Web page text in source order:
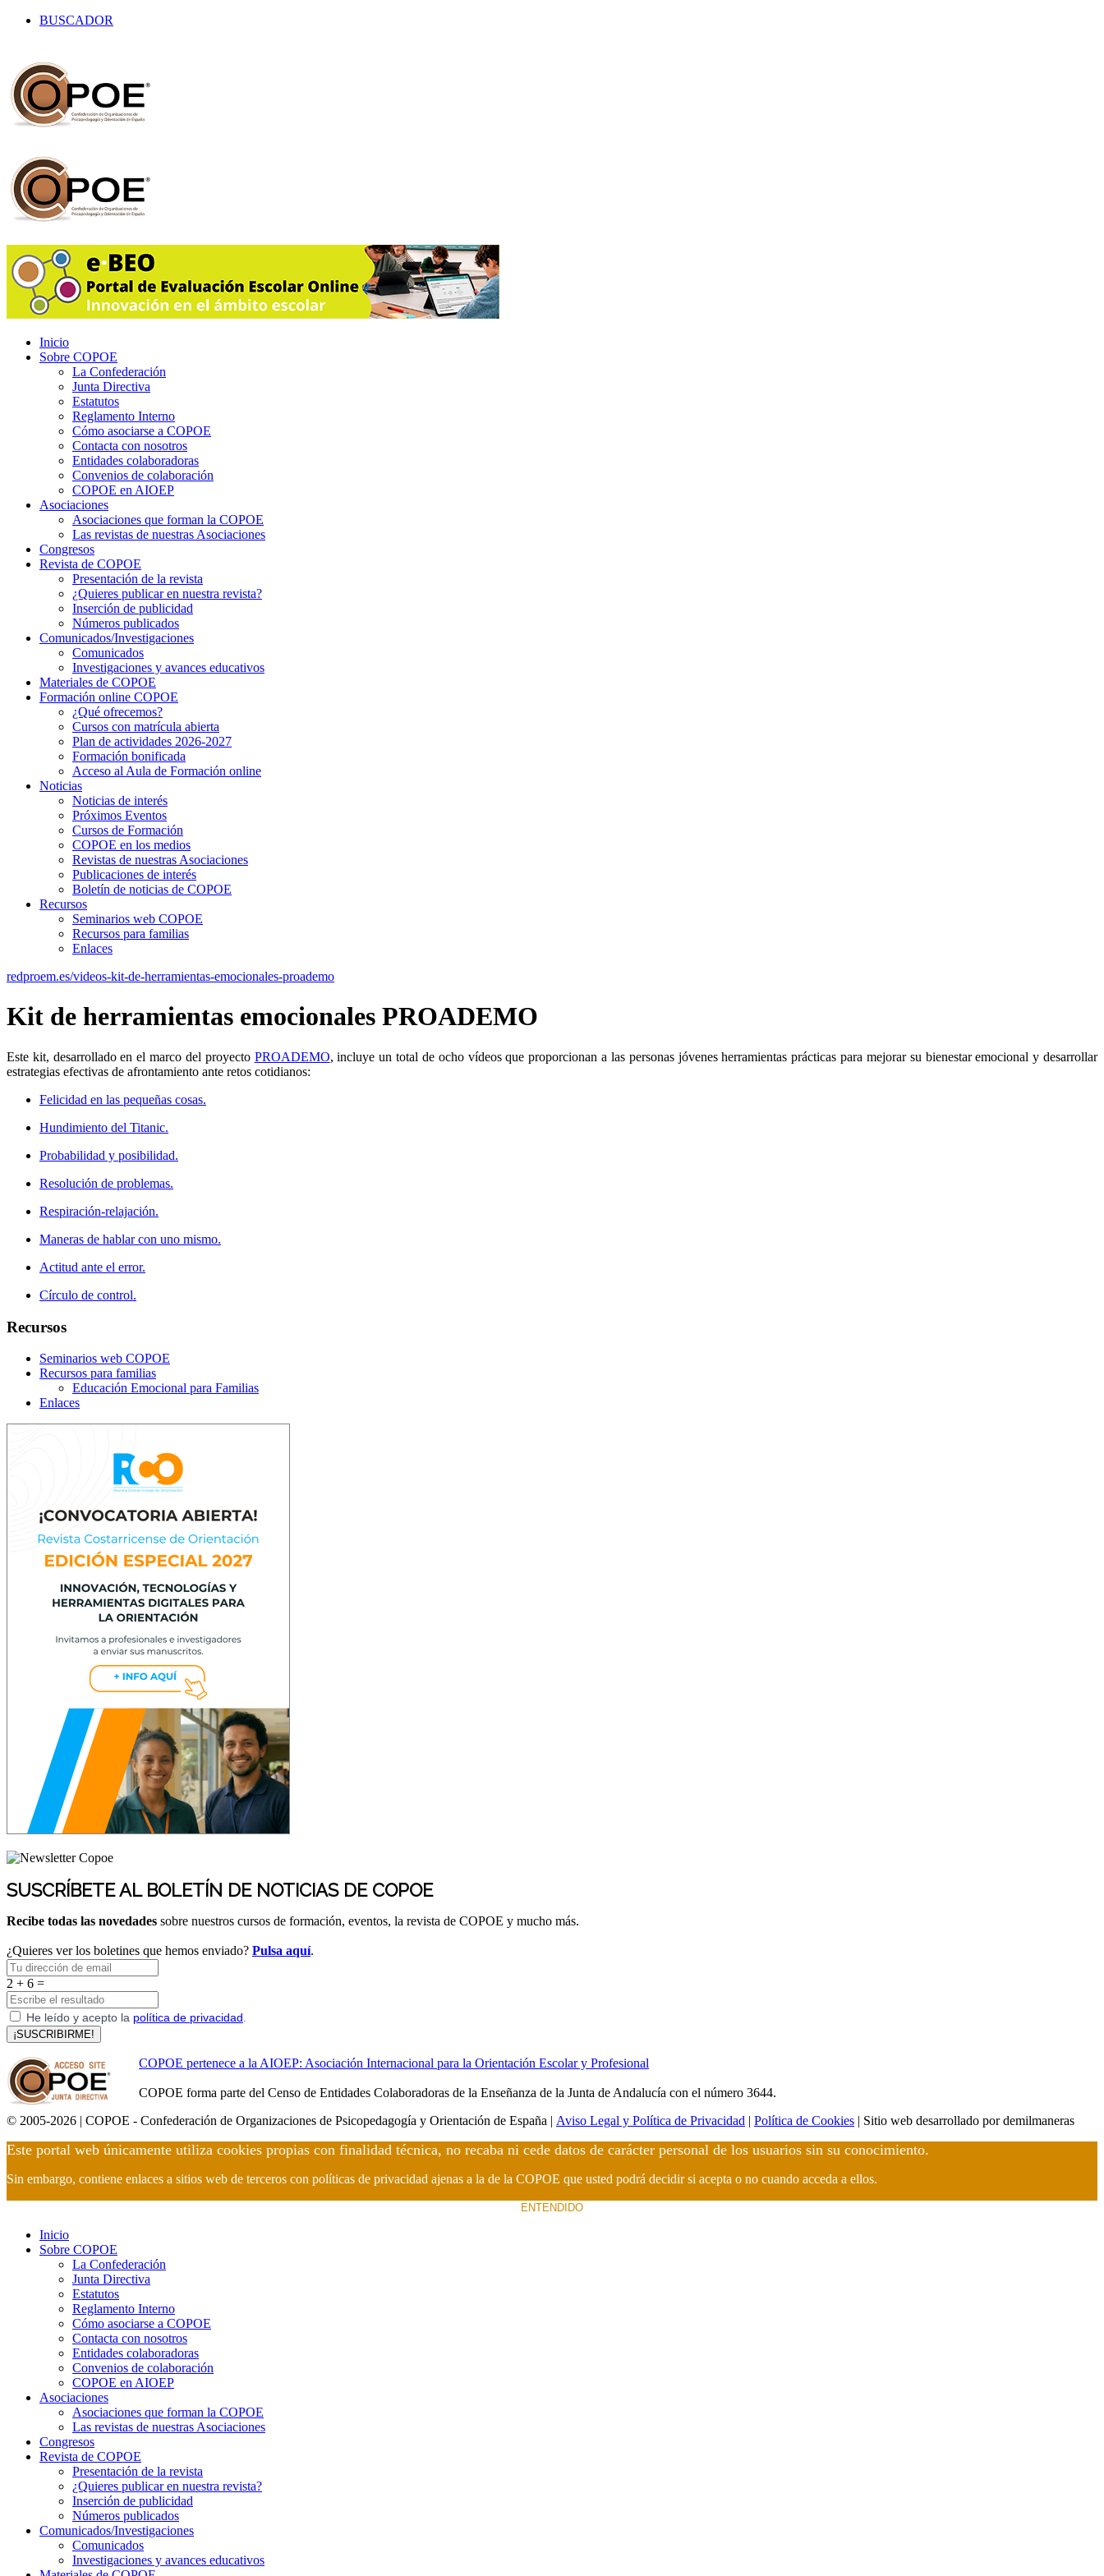
BUSCADOR
Inicio
Sobre COPOE
La Confederación
Junta Directiva
Estatutos
Reglamento Interno
Cómo asociarse a COPOE
Contacta con nosotros
Entidades colaboradoras
Convenios de colaboración
COPOE en AIOEP
Asociaciones
Asociaciones que forman la COPOE
Las revistas de nuestras Asociaciones
Congresos
Revista de COPOE
Presentación de la revista
¿Quieres publicar en nuestra revista?
Inserción de publicidad
Números publicados
Comunicados/Investigaciones
Comunicados
Investigaciones y avances educativos
Materiales de COPOE
Formación online COPOE
¿Qué ofrecemos?
Cursos con matrícula abierta
Plan de actividades 2026-2027
Formación bonificada
Acceso al Aula de Formación online
Noticias
Noticias de interés
Próximos Eventos
Cursos de Formación
COPOE en los medios
Revistas de nuestras Asociaciones
Publicaciones de interés
Boletín de noticias de COPOE
Recursos
Seminarios web COPOE
Recursos para familias
Enlaces
redproem.es/videos-kit-de-herramientas-emocionales-proademo
Kit de herramientas emocionales PROADEMO
Este kit, desarrollado en el marco del proyecto PROADEMO, incluye un total de ocho vídeos que proporcionan a las personas jóvenes herramientas prácticas para mejorar su bienestar emocional y desarrollar
estrategias efectivas de afrontamiento ante retos cotidianos:
Felicidad en las pequeñas cosas.
Hundimiento del Titanic.
Probabilidad y posibilidad.
Resolución de problemas.
Respiración-relajación.
Maneras de hablar con uno mismo.
Actitud ante el error.
Círculo de control.
Recursos
Seminarios web COPOE
Recursos para familias
Educación Emocional para Familias
Enlaces
SUSCRÍBETE AL BOLETÍN DE NOTICIAS DE COPOE
Recibe todas las novedades sobre nuestros cursos de formación, eventos, la revista de COPOE y mucho más.
¿Quieres ver los boletines que hemos enviado? Pulsa aquí.
2 + 6 =
He leído y acepto la política de privacidad
¡SUSCRIBIRME!
COPOE pertenece a la AIOEP: Asociación Internacional para la Orientación Escolar y Profesional
COPOE forma parte del Censo de Entidades Colaboradoras de la Enseñanza de la Junta de Andalucía con el número 3644.
© 2005-2026 | COPOE - Confederación de Organizaciones de Psicopedagogía y Orientación de España | Aviso Legal y Política de Privacidad | Política de Cookies | Sitio web desarrollado por demilmaneras
Este portal web únicamente utiliza cookies propias con finalidad técnica, no recaba ni cede datos de carácter personal de los usuarios sin su conocimiento.
Sin embargo, contiene enlaces a sitios web de terceros con políticas de privacidad ajenas a la de la COPOE que usted podrá decidir si acepta o no cuando acceda a ellos.
ENTENDIDO
Inicio
Sobre COPOE
La Confederación
Junta Directiva
Estatutos
Reglamento Interno
Cómo asociarse a COPOE
Contacta con nosotros
Entidades colaboradoras
Convenios de colaboración
COPOE en AIOEP
Asociaciones
Asociaciones que forman la COPOE
Las revistas de nuestras Asociaciones
Congresos
Revista de COPOE
Presentación de la revista
¿Quieres publicar en nuestra revista?
Inserción de publicidad
Números publicados
Comunicados/Investigaciones
Comunicados
Investigaciones y avances educativos